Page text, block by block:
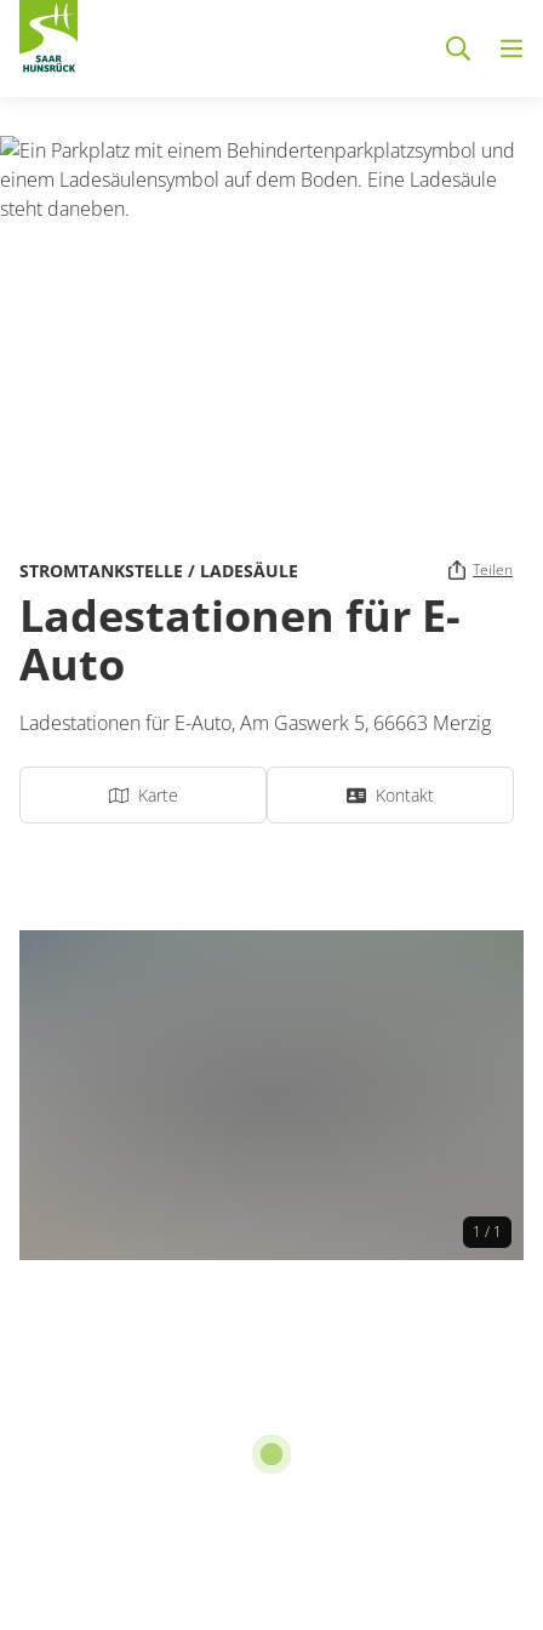
STROMTANKSTELLE / LADESÄULE Teilen
Ladestationen für E-
Auto
Ladestationen für E-Auto,Am Gaswerk 5, 66663 Merzig
Karte Kontakt
1 / 1